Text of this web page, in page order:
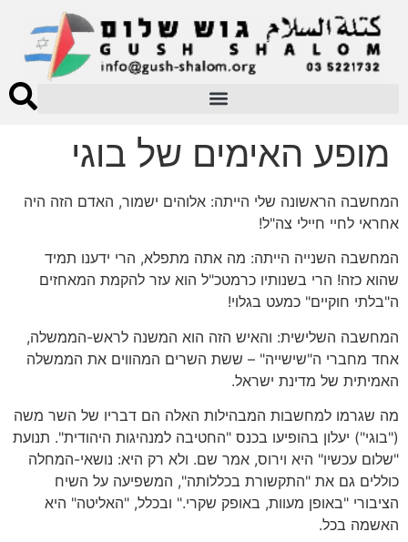
מופע האימים של בוגי
המחשבה הראשונה שלי הייתה: אלוהים ישמור, האדם הזה היה
אחראי לחיי חיילי צה"ל!
המחשבה השנייה הייתה: מה אתה מתפלא, הרי ידענו תמיד
שהוא כזה! הרי בשנותיו כרמטכ"ל הוא עזר להקמת המאחזים
ה"בלתי חוקיים" כמעט בגלוי!
המחשבה השלישית: והאיש הזה הוא המשנה לראש-הממשלה,
אחד מחברי ה"שישייה" – ששת השרים המהווים את הממשלה
האמיתית של מדינת ישראל.
מה שגרמו למחשבות המבהילות האלה הם דבריו של השר משה
("בוגי") יעלון בהופיעו בכנס "החטיבה למנהיגות היהודית". תנועת
"שלום עכשיו" היא וירוס, אמר שם. ולא רק היא: נושאי-המחלה
כוללים גם את "התקשורת בכללותה", המשפיעה על השיח
הציבורי "באופן מעוות, באופק שקרי." ובכלל, "האליטה" היא
האשמה בכל.